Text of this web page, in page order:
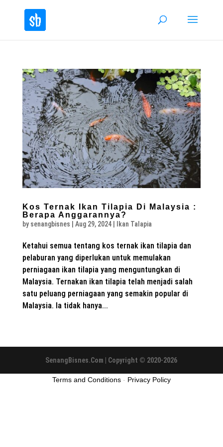
Kos Ternak Ikan Tilapia Di Malaysia :
Berapa Anggarannya?
by senangbisnes Aug 29, 2024| Ikan Talapia
Ketahui semua tentang kos ternak ikan tilapia dan
pelaburan yang diperlukan untuk memulakan
perniagaan ikan tilapia yang menguntungkan di
Malaysia. Ternakan ikan tilapia telah menjadi salah
satu peluang perniagaan yang semakin popular di
Malaysia. Ia tidak hanya...
SenangBisnes.Com | Copyright © 2020-2026
Terms and Conditions - Privacy Policy